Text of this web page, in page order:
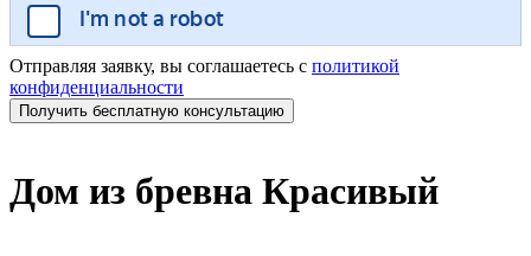
Отправляя заявку, вы соглашаетесь с политикой
конфиденциальности
Дом из бревна Красивый